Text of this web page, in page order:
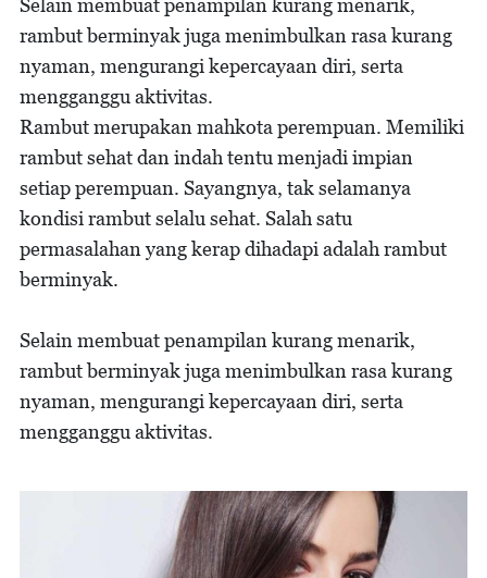
Selain membuat penampilan kurang menarik,
rambut berminyak juga menimbulkan rasa kurang
nyaman, mengurangi kepercayaan diri, serta
mengganggu aktivitas.
Rambut merupakan mahkota perempuan. Memiliki
rambut sehat dan indah tentu menjadi impian
setiap perempuan. Sayangnya, tak selamanya
kondisi rambut selalu sehat. Salah satu
permasalahan yang kerap dihadapi adalah rambut
berminyak.
Selain membuat penampilan kurang menarik,
rambut berminyak juga menimbulkan rasa kurang
nyaman, mengurangi kepercayaan diri, serta
mengganggu aktivitas.